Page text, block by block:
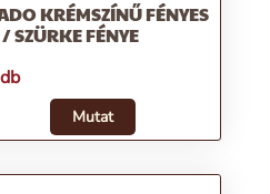
KRÉMSZÍNŰ FÉNYES
SZÜRKE FÉNYE
Mutat